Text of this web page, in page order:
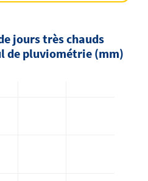
jours très chauds
de pluviométrie (mm)